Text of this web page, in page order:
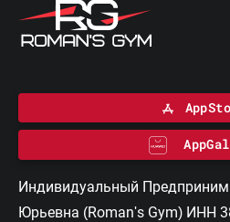
Индивидуальный
Юрьевна (Roman's Gym) ИНН